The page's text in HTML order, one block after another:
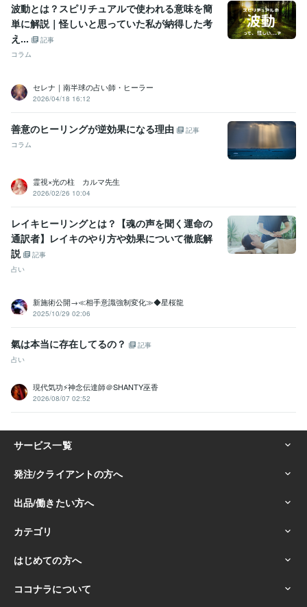
語学力
英語 日常会話レベル
波動とは？スピリチュアルで使われる意味を簡
単に解説｜怪しいと思っていた私が納得した考
え...
記事
コラム
セレナ｜南半球の占い師・ヒーラー
2026/04/18 16:12
善意のヒーリングが逆効果になる理由
記事
コラム
霊視×光の柱 カルマ先生
2026/02/26 10:04
レイキヒーリングとは？【魂の声を聞く運命の
通訳者】レイキのやり方や効果について徹底解
説
記事
占い
新施術公開→≪相手意識強制変化≫◆星桜龍
2025/10/29 02:06
氣は本当に存在してるの？
記事
占い
現代気功⚡神念伝達師＠SHANTY巫香
2026/08/07 02:52